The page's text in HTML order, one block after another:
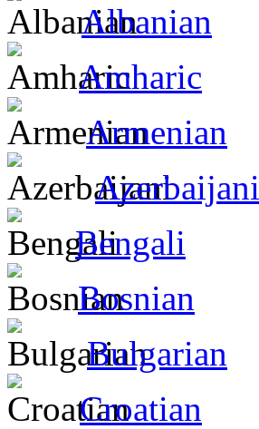
Albanian
Amharic
Armenian
Azerbaijani
Bengali
Bosnian
Bulgarian
Croatian